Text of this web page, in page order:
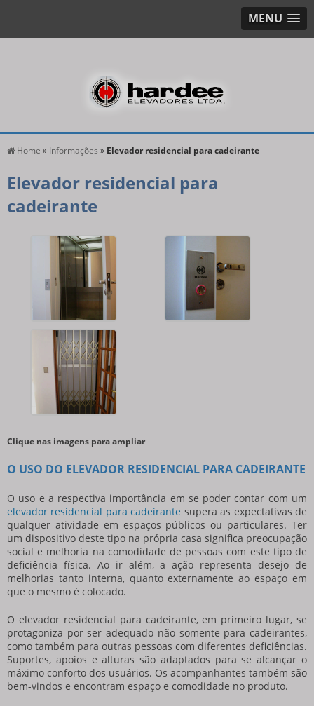
MENU
Home » Informações » Elevador residencial para cadeirante
Elevador residencial para
cadeirante
Clique nas imagens para ampliar
O USO DO ELEVADOR RESIDENCIAL PARA CADEIRANTE
O uso e a respectiva importância em se poder contar com um
elevador residencial para cadeirante supera as expectativas de
qualquer atividade em espaços públicos ou particulares. Ter
um dispositivo deste tipo na própria casa significa preocupação
social e melhoria na comodidade de pessoas com este tipo de
deficiência física. Ao ir além, a ação representa desejo de
melhorias tanto interna, quanto externamente ao espaço em
que o mesmo é colocado.
O elevador residencial para cadeirante, em primeiro lugar, se
protagoniza por ser adequado não somente para cadeirantes,
como também para outras pessoas com diferentes deficiências.
Suportes, apoios e alturas são adaptados para se alcançar o
máximo conforto dos usuários. Os acompanhantes também são
bem-vindos e encontram espaço e comodidade no produto.